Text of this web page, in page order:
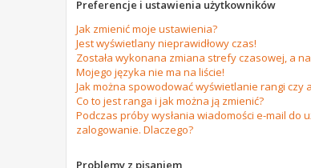
Preferencje i ustawienia użytkowników
Jak zmienić moje ustawienia?
Jest wyświetlany nieprawidłowy czas!
Została wykonana zmiana strefy czasowej, a
Mojego języka nie ma na liście!
Jak można spowodować wyświetlanie rangi czy
Co to jest ranga i jak można ją zmienić?
Podczas próby wysłania wiadomości e-mail do
zalogowanie. Dlaczego?
Problemy z pisaniem